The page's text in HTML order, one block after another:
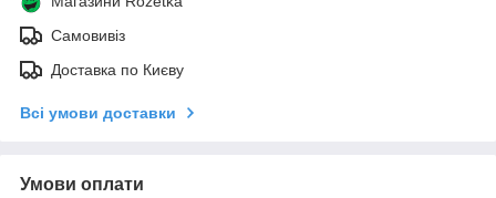
Самовивіз
Доставка по Києву
Всі умови доставки
Умови оплати